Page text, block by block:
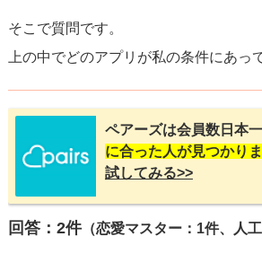
そこで質問です。
上の中でどのアプリが私の条件にあっ
ペアーズは会員数日本
に合った人が見つかりま
試してみる>>
回答： 2件（恋愛マスター：1件、人工